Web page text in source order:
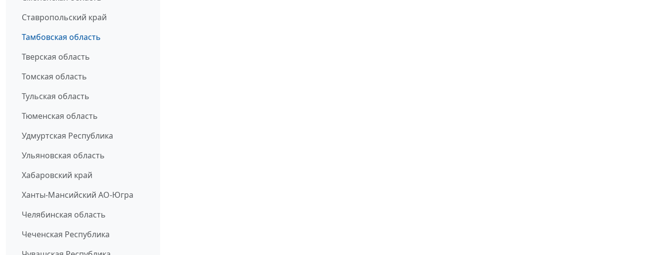
Ставропольский край
Тамбовская область
Тверская область
Томская область
Тульская область
Тюменская область
Удмуртская Республика
Ульяновская область
Хабаровский край
Ханты-Мансийский АО-Югра
Челябинская область
Чеченская Республика